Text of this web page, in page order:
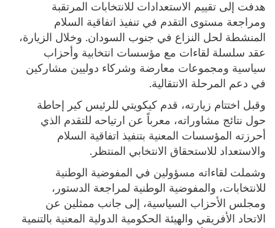
هدفت إلى تقييم الاستعدادات للانتخابات المرتقبة
ومراجعة مستوى التقدم في تنفيذ اتفاقية السلام
المنشطة لحل النزاع في جنوب السودان. وخلال الزيارة،
عقد سلسلة لقاءات مع مؤسسات انتخابية وأحزاب
سياسية ومجموعات معارضة وشركاء دوليين مشاركين
في دعم المرحلة الانتقالية.
وقبل اختتام زيارته، قدم كيكويتي للرئيس كير إحاطة
حول نتائج مشاوراته، معرباً عن ارتياحه للتقدم الذي
أحرزته المؤسسات المعنية بتنفيذ اتفاقية السلام
والاستعداد للاستحقاق الانتخابي المنتظر.
وشملت لقاءاته مسؤولين في المفوضية الوطنية
للانتخابات، والمفوضية الوطنية لمراجعة الدستور،
ومجلس الأحزاب السياسية، إلى جانب ممثلين عن
الاتحاد الأفريقي والهيئة الحكومية الدولية المعنية بالتنمية